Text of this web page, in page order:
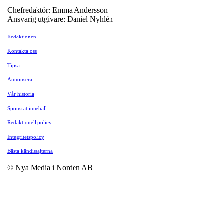
Chefredaktör: Emma Andersson
Ansvarig utgivare: Daniel Nyhlén
Redaktionen
Kontakta oss
Tipsa
Annonsera
Vår historia
Sponsrat innehåll
Redaktionell policy
Integritetspolicy
Bästa kändissajterna
© Nya Media i Norden AB